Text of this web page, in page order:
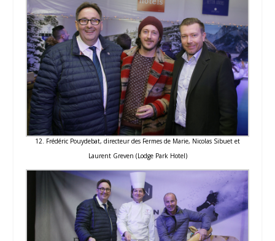
12. Frédéric Pouydebat, directeur des Fermes de Marie, Nicolas Sibuet et
Laurent Greven (Lodge Park Hotel)